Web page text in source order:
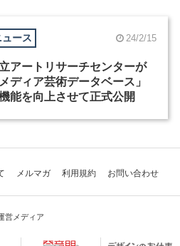
ュース 24/2/15
アートリサーチセンターが
メディア芸術データベース」
能を向上させて正式公開
メルマガ 利用規約 お問い合わせ
営メディア